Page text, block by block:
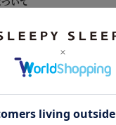
ご注文には、明細書の同梱
かるものは入っておりま
客様は、マイページよりダ